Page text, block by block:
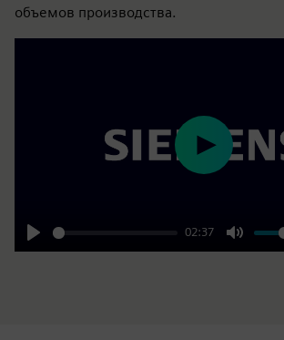
объемов производства.
Play
02:37
Mute
Play